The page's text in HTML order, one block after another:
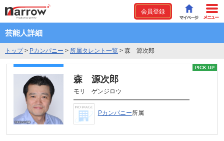
会員登録
芸能人詳細
トップ> Pカンパニー > 所属タレント一覧 > 森 源次郎
PICK UP
森 源次郎
モリ ゲンジロウ
Pカンパニー所属